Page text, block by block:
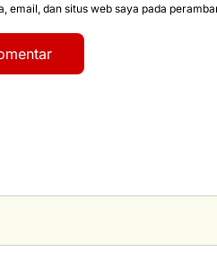
email, dan situs web saya pada